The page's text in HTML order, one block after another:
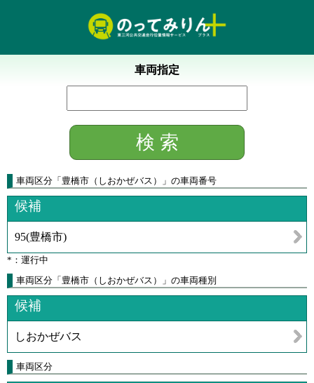
車両指定
車両区分 「 豊橋市（しおかぜバス） 」 の車両番号
候補
95(豊橋市)
*：運行中
車両区分「豊橋市（しおかぜバス）」の車両種別
候補
しおかぜバス
車両区分